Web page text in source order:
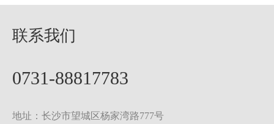
联系我们
0731-88817783
地址：长沙市望城区杨家湾路777号